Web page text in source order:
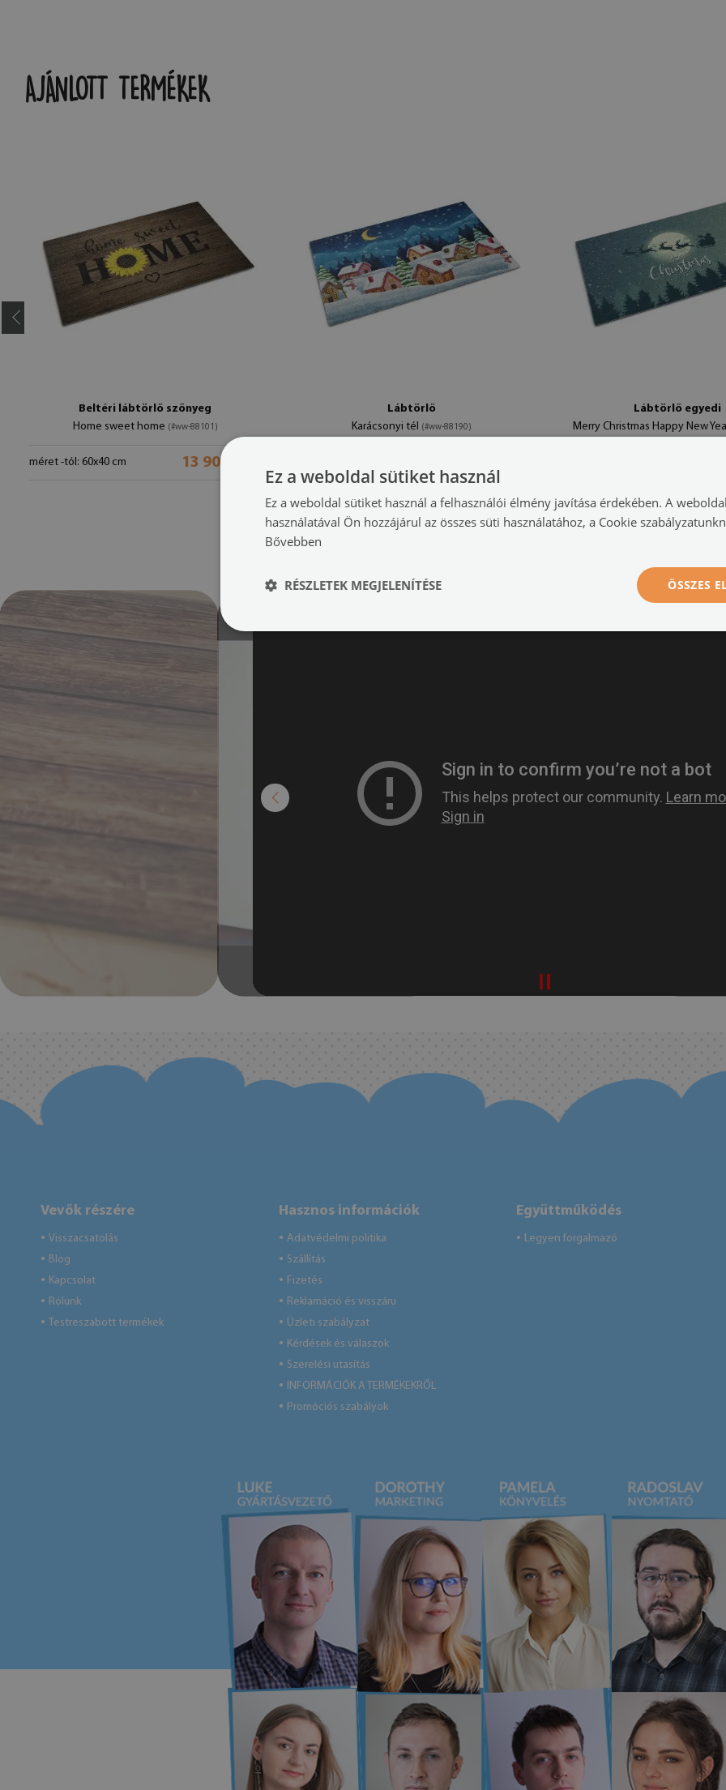
AJÁNLOTT TERMÉKEK
Beltéri lábtörlő szőnyeg
Home sweet home (#ww-88101)
méret -tól: 60x40 cm 13 900 HUF
Lábtörlő
Karácsonyi tél
(#ww-88190)
Lábtörlő egyedi
Merry Christmas Happy New
Vevők részére
● Visszacsatolás
● Blog
● Kapcsolat
● Rólunk
● Testreszabott termékek
Hasznos információk
● Adatvédelmi politika
● Szállítás
● Fizetés
● Reklamáció és visszáru
● Üzleti szabályzat
● Kérdések és válaszok
● Szerelési utasítás
● INFORMÁCIÓK A TERMÉKEKRŐL
● Promóciós szabályok
Együttműködés
● Legyen forgalmazó
Ez a weboldal sütiket használ
Ez a weboldal sütiket használ a felhasználói élmény javítása érdekében. A
használatával Ön hozzájárul az összes süti használatához, a Cookie
Bővebben
ÖSSZES
RÉSZLETEK MEGJELENÍTÉSE